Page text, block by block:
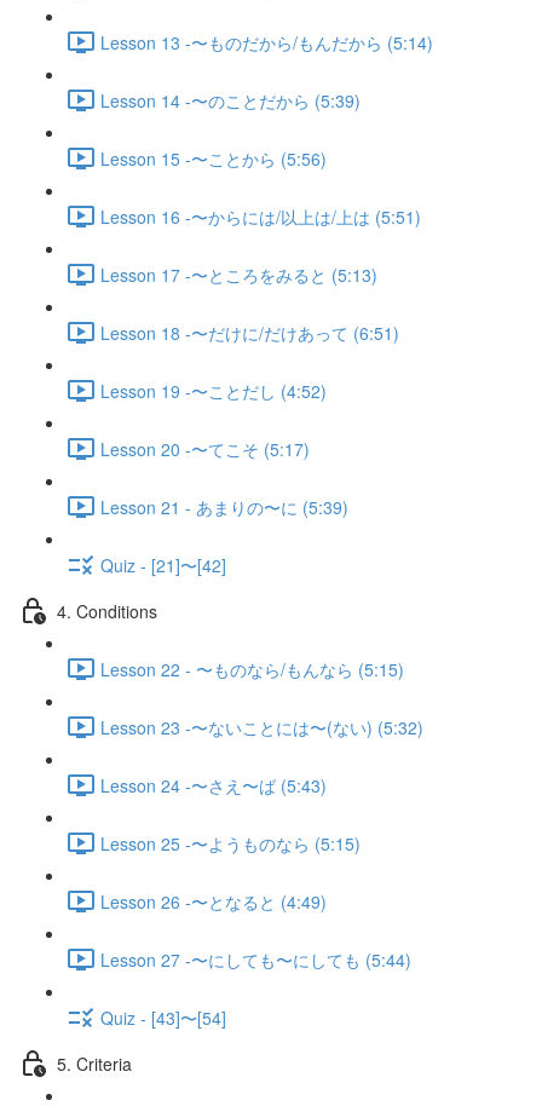
Lesson 13 -〜ものだから/もんだから (5:14)
Lesson 14 -〜のことだから (5:39)
Lesson 15 -〜ことから (5:56)
Lesson 16 -〜からには/以上は/上は (5:51)
Lesson 17 -〜ところをみると (5:13)
Lesson 18 -〜だけに/だけあって (6:51)
Lesson 19 -〜ことだし (4:52)
Lesson 20 -〜てこそ (5:17)
Lesson 21 - あまりの〜に (5:39)
Quiz - [21]〜[42]
4. Conditions
Lesson 22 - 〜ものなら/もんなら (5:15)
Lesson 23 -〜ないことには〜(ない) (5:32)
Lesson 24 -〜さえ〜ば (5:43)
Lesson 25 -〜ようものなら (5:15)
Lesson 26 -〜となると (4:49)
Lesson 27 -〜にしても〜にしても (5:44)
Quiz - [43]〜[54]
5. Criteria